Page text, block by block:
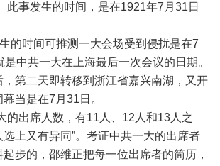
此事发生的时间，是在1921年7月31日
时间可推测一大会场受到侵扰是在7
是中共一大在上海最后一次会议的日期。
第二天即转移到浙江省嘉兴南湖，又开
当是在7月31日。
出席人数，有11人、12人和13人之
上又有异同”。考证中共一大的出席者
步的，邵维正把每一位出席者的简历，